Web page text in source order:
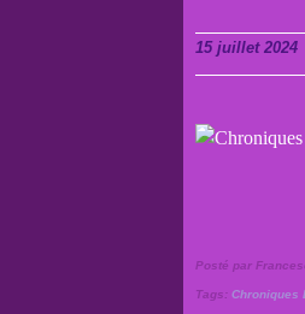
15 juillet 2024
Posté par
Tags: Chroniques